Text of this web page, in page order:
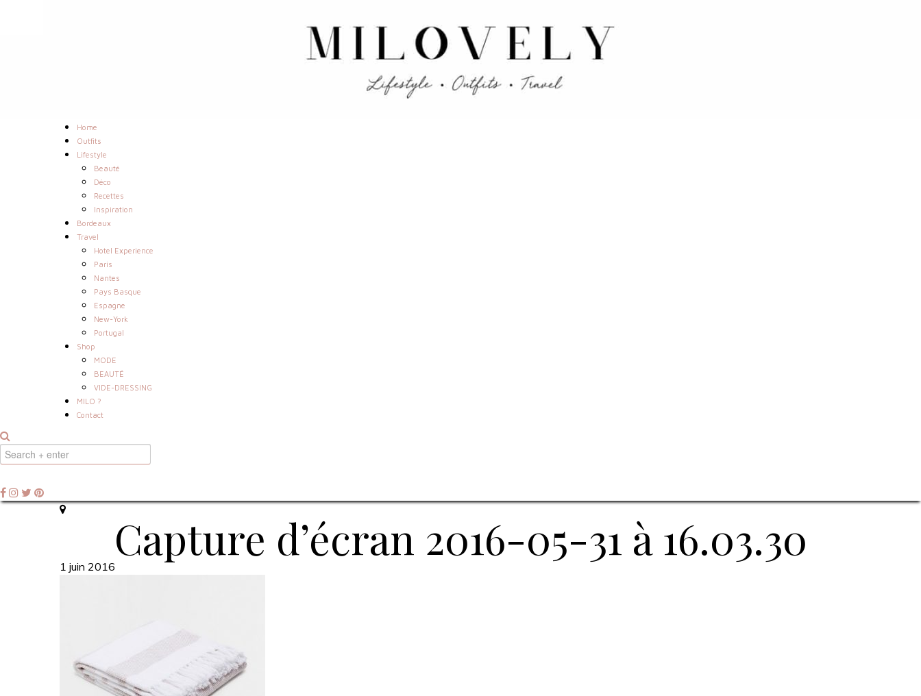
Home
Outfits
Lifestyle
Beauté
Déco
Recettes
Inspiration
Bordeaux
Travel
Hotel Experience
Paris
Nantes
Pays Basque
Espagne
New-York
Portugal
Shop
MODE
BEAUTÉ
VIDE-DRESSING
MILO ?
Contact
Capture d’écran 2016-05-31 à 16.03.30
1 juin 2016